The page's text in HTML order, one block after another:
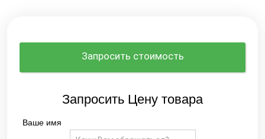
Запросить стоимость
Запросить Цену товара
Ваше имя